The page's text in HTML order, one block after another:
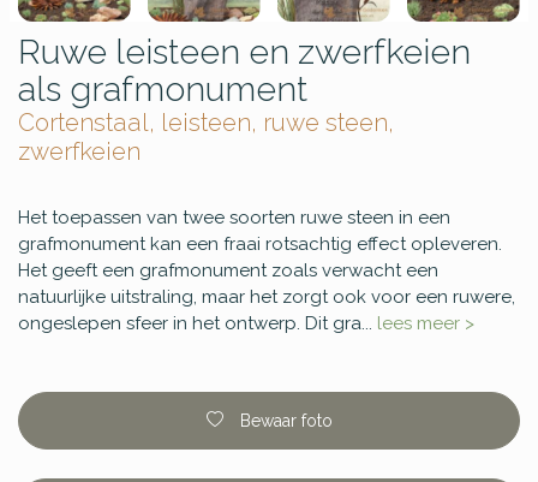
Ruwe leisteen en zwerfkeien
als grafmonument
Cortenstaal, leisteen, ruwe steen,
zwerfkeien
Het toepassen van twee soorten ruwe steen in een
grafmonument kan een fraai rotsachtig effect opleveren.
Het geeft een grafmonument zoals verwacht een
natuurlijke uitstraling, maar het zorgt ook voor een ruwere,
ongeslepen sfeer in het ontwerp. Dit gra... lees meer >
Bewaar foto